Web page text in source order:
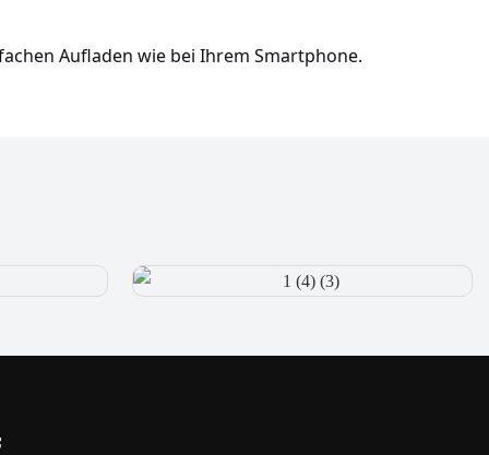
Aufladen wie bei Ihrem Smartphone.